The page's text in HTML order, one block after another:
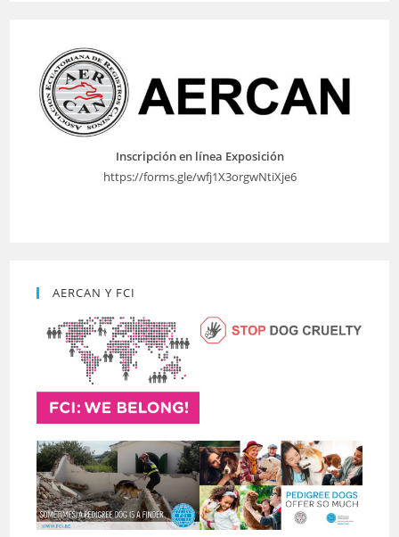
Inscripción en línea Exposición
https://forms.gle/wfj1X3orgwNtiXje6
AERCAN Y FCI